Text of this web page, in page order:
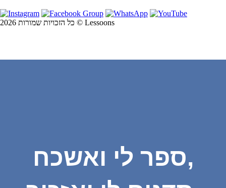
כל הזכויות שמורות 2026 © Lessoons
ספר לי ואשכח,